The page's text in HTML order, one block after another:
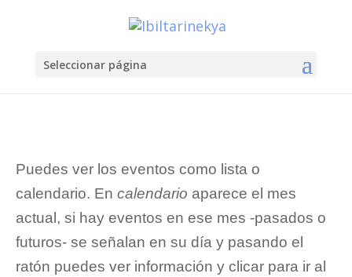
Seleccionar página
Puedes ver los eventos como lista o
calendario. En calendario aparece el mes
actual, si hay eventos en ese mes -pasados o
futuros- se señalan en su día y pasando el
ratón puedes ver información y clicar para ir al